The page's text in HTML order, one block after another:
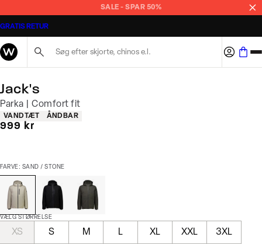
SALE - SPAR 50%
GRATIS RETUR
Jack's
Parka | Comfort fit
Produkt egenskaber
VANDTÆT ÅNDBAR
I alt (inkl. rabat)
999 kr
FARVE: SAND / STONE
VÆLG STØRRELSE
XS S M L XL XXL 3XL